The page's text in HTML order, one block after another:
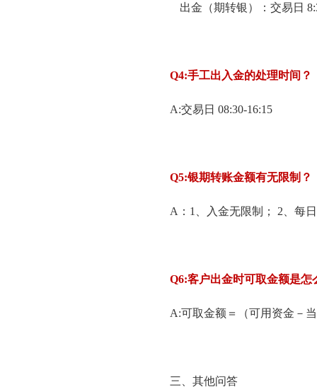
出金（期转银）：交易日
Q4:手工出入金的处理时间？
A:交易日 08:30-16:15
Q5:银期转账金额有无限制？
A：1、入金无限制； 2、每
Q6:客户出金时可取金额是怎
A:可取金额＝（可用资金－
三、其他问答